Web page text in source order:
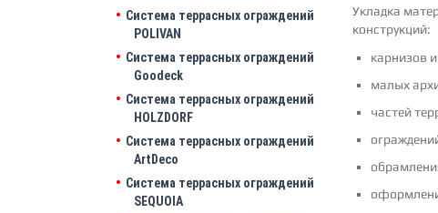
Укладка
конструкций:
карнизов
малых
частей
Система террасных ограждений
POLIVAN
Система террасных ограждений
Goodeck
Система террасных ограждений
HOLZDORF
Система террасных ограждений
ArtDeco
Система террасных ограждений
SEQUOIA